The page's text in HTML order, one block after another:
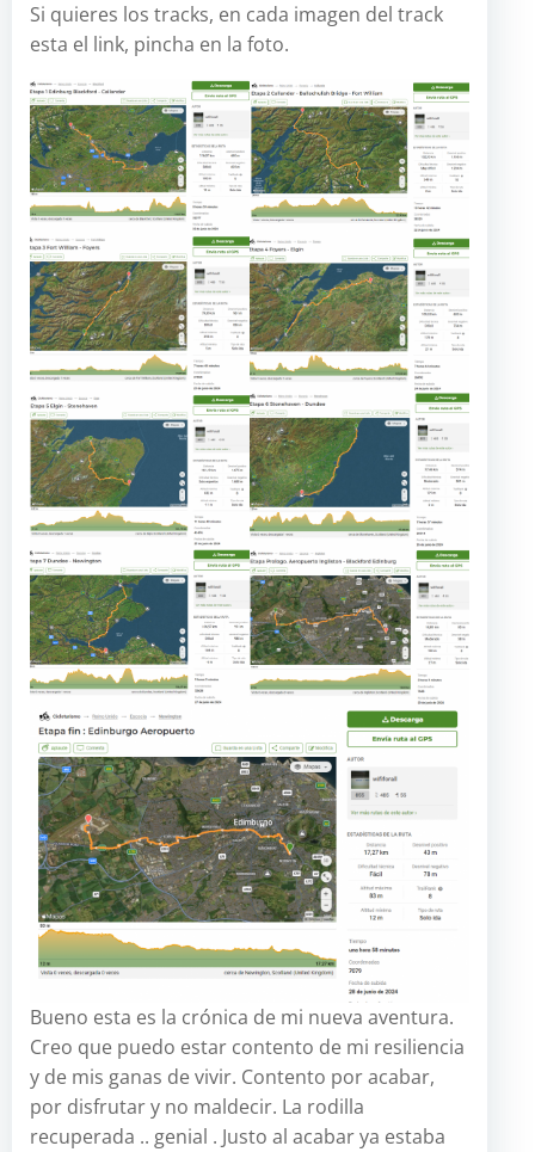
Si quieres los tracks, en cada imagen del track
esta el link, pincha en la foto.
Bueno esta es la crónica de mi nueva aventura.
Creo que puedo estar contento de mi resiliencia
y de mis ganas de vivir. Contento por acabar,
por disfrutar y no maldecir. La rodilla
recuperada .. genial . Justo al acabar ya estaba